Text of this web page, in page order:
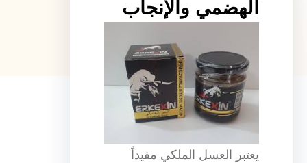
الهضمي والإنجاب
يعتبر العسل الملكي مفيداً